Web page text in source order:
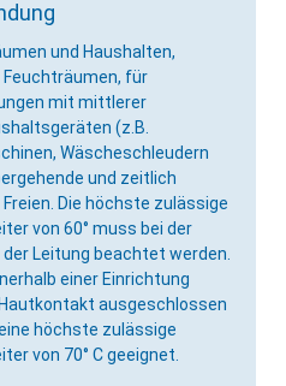
und Haushalten,
Feuchträumen, für
mit mittlerer
(z.B.
Wäscheschleudern
und zeitlich
Die höchste zulässige
von 60° muss bei der
Leitung beachtet werden.
einer Einrichtung
ausgeschlossen
höchste zulässige
von 70° C geeignet.